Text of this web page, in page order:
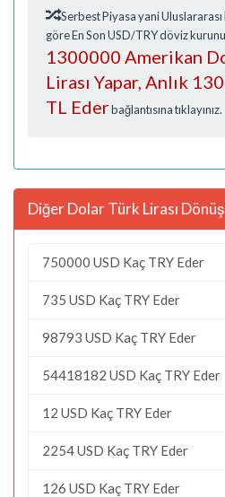
Serbest Piyasa yani
göre En Son USD/TRY döviz
1300000 Amerikan
Lirası Yapar, Anlık
TL Ederbağlantısına tıklayınız.
Diğer Dolar Türk Lirası
750000 USD Kaç TRY Eder
735 USD Kaç TRY Eder
98793 USD Kaç TRY Eder
54418182 USD Kaç TRY Eder
12 USD Kaç TRY Eder
2254 USD Kaç TRY Eder
126 USD Kaç TRY Eder